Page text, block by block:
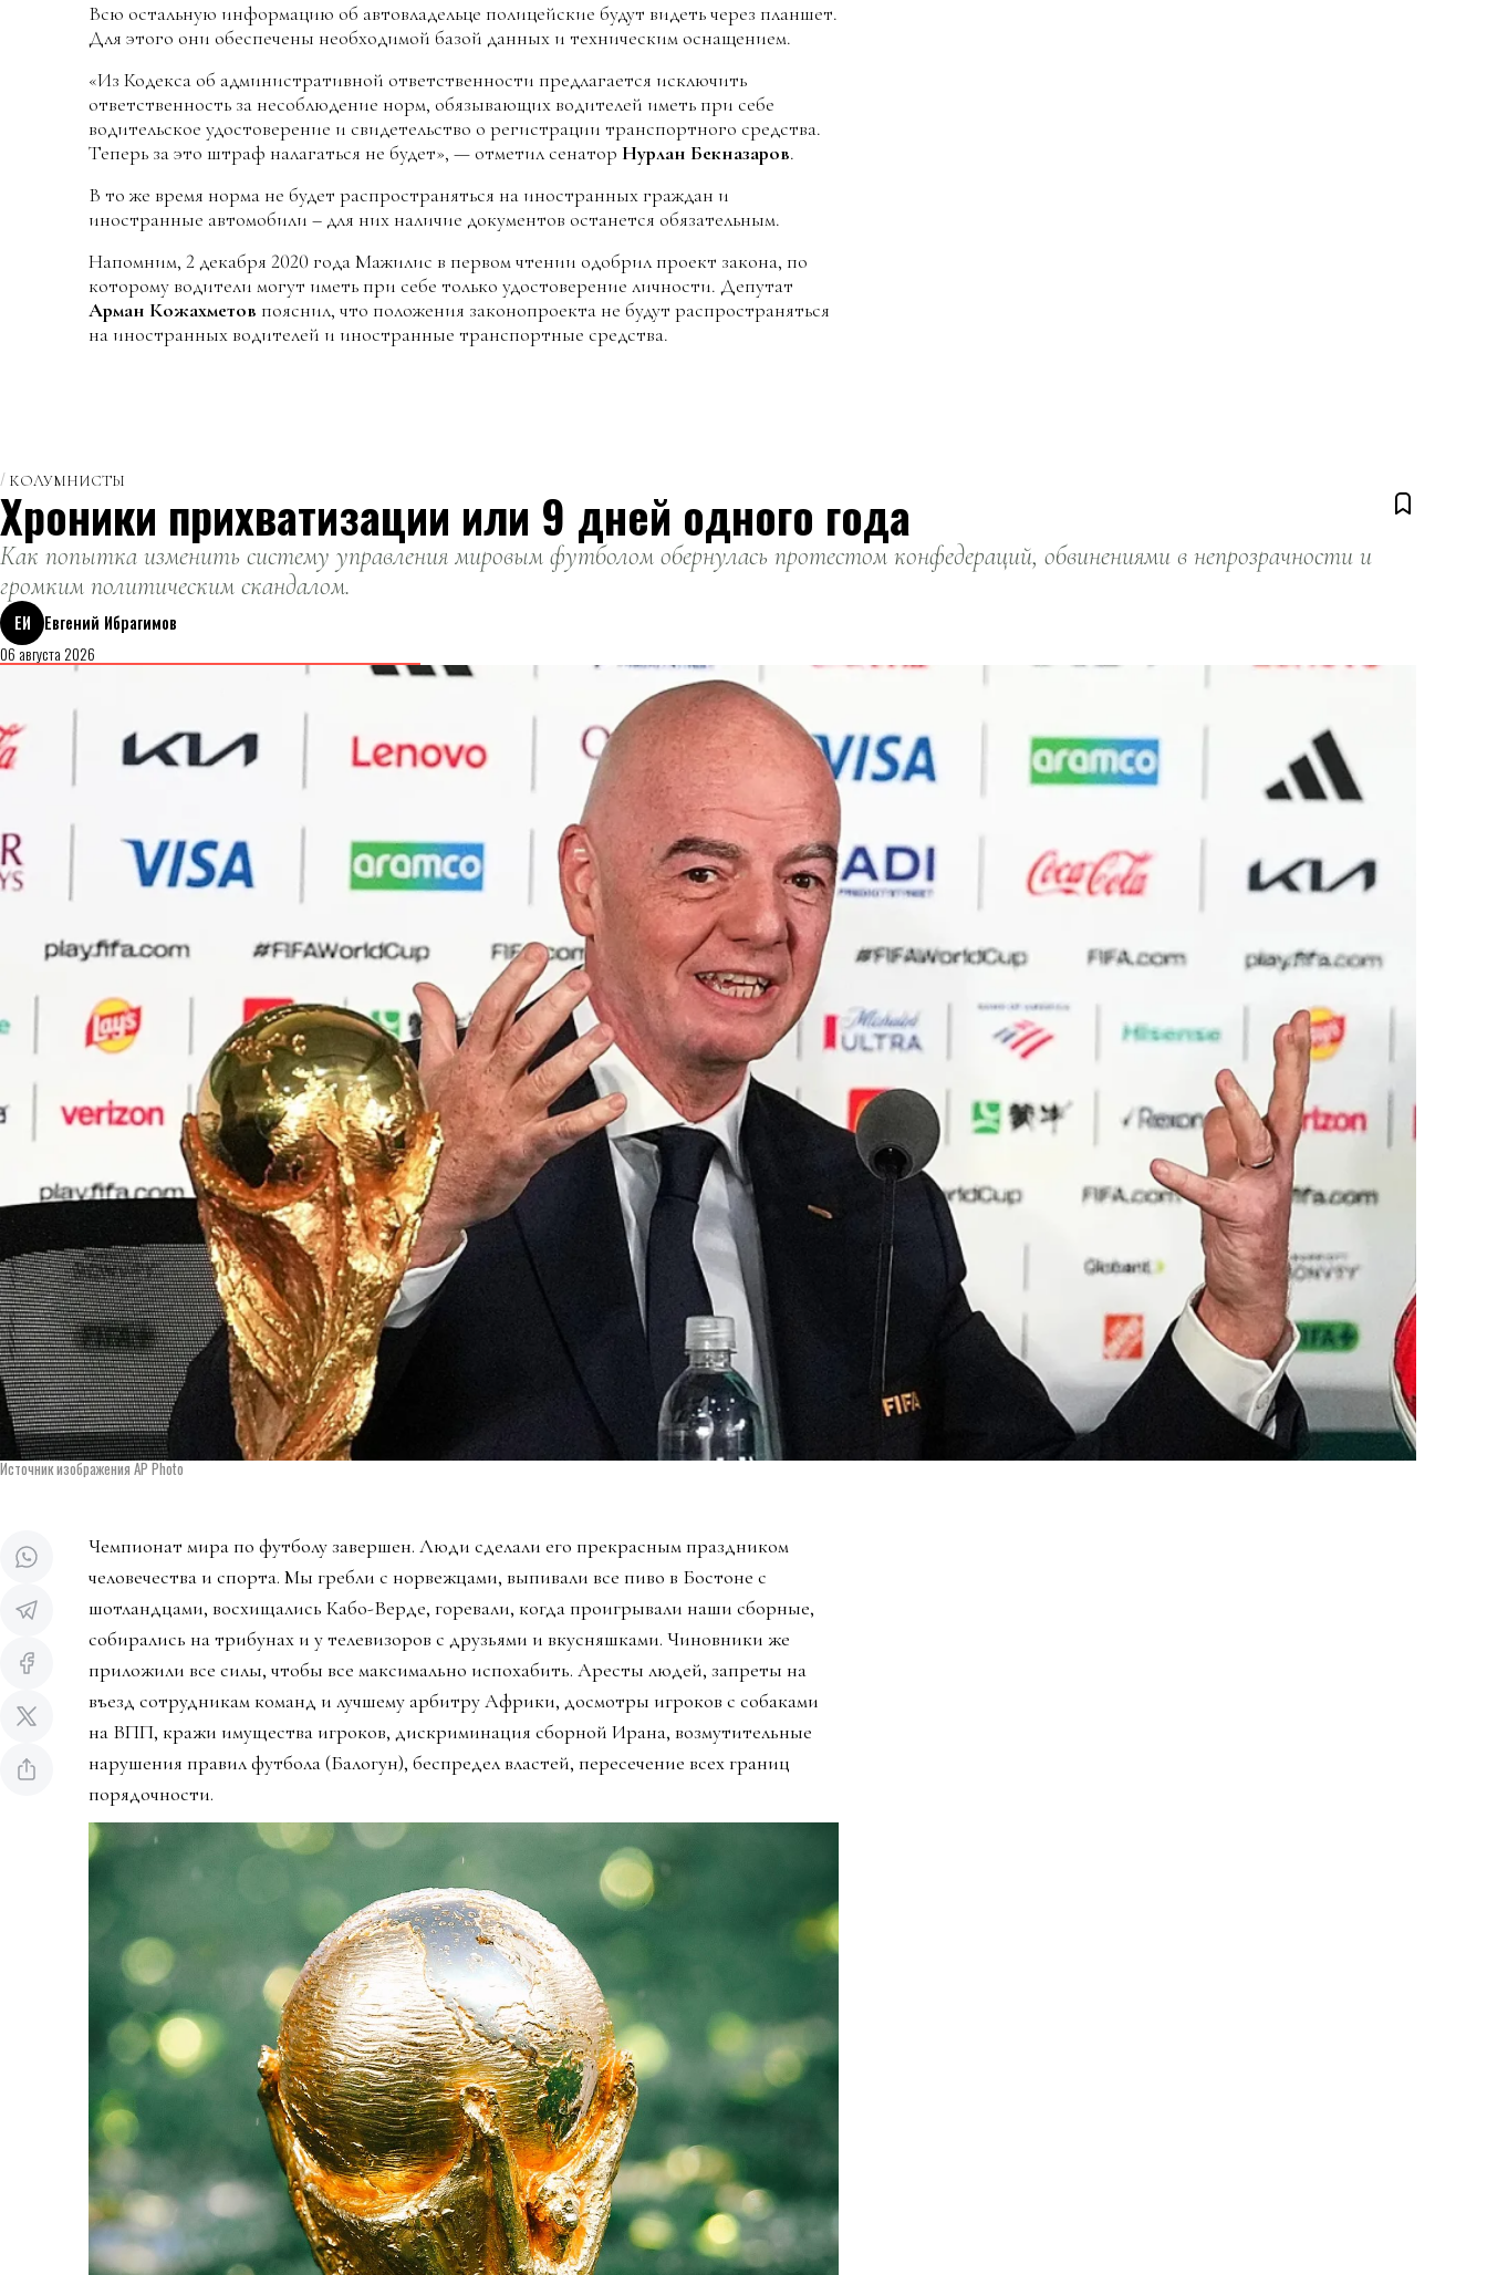
Всю остальную информацию об автовладельце полицейские будут видеть через планшет.
Для этого они обеспечены необходимой базой данных и техническим оснащением.
«Из Кодекса об административной ответственности предлагается исключить
ответственность за несоблюдение норм, обязывающих водителей иметь при себе
водительское удостоверение и свидетельство о регистрации транспортного средства.
Теперь за это штраф налагаться не будет», — отметил сенатор Нурлан Бекназаров.
В то же время норма не будет распространяться на иностранных граждан и
иностранные автомобили – для них наличие документов останется обязательным.
Напомним, 2 декабря 2020 года Мажилис в первом чтении одобрил проект закона, по
которому водители могут иметь при себе только удостоверение личности. Депутат
Арман Кожахметов пояснил, что положения законопроекта не будут распространяться
на иностранных водителей и иностранные транспортные средства.
КОЛУМНИСТЫ
Хроники прихватизации или 9 дней одного года
Как попытка изменить систему управления мировым футболом обернулась протестом конфедераций, обвинениями в непрозрачности и
громким политическим скандалом.
ЕИ
Евгений Ибрагимов
06 августа 2026
Источник изображения AP Photo
Чемпионат мира по футболу завершен. Люди сделали его прекрасным праздником
человечества и спорта. Мы гребли с норвежцами, выпивали все пиво в Бостоне с
шотландцами, восхищались Кабо-Верде, горевали, когда проигрывали наши сборные,
собирались на трибунах и у телевизоров с друзьями и вкусняшками. Чиновники же
приложили все силы, чтобы все максимально испохабить. Аресты людей, запреты на
въезд сотрудникам команд и лучшему арбитру Африки, досмотры игроков с собаками
на ВПП, кражи имущества игроков, дискриминация сборной Ирана, возмутительные
нарушения правил футбола (Балогун), беспредел властей, пересечение всех границ
порядочности.